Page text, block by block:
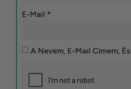
E-Mail *
A Nevem, E-Mail Címem,